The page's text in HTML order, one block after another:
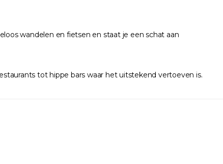
wandelen en fietsen en staat je een schat aan
tot hippe bars waar het uitstekend vertoeven is.